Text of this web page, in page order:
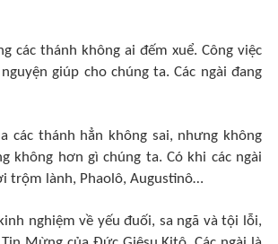
các thánh không ai đếm xuể. Công việc
giúp cho chúng ta. Các ngài đang
các thánh hẳn không sai, nhưng không
không hơn gì chúng ta. Có khi các ngài
trộm lành, Phaolô, Augustinô…
nghiệm về yếu đuối, sa ngã và tội lỗi,